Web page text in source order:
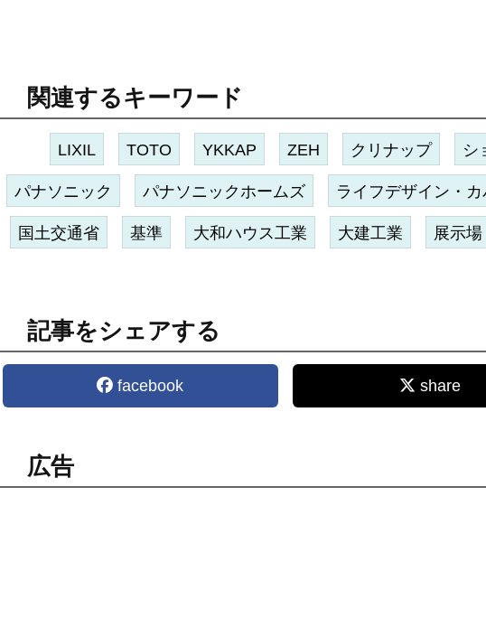
関連するキーワード
LIXIL TOTO YKKAP ZEH クリナップ シ
パナソニック パナソニックホームズ ライフデザイン・カ
国土交通省 基準 大和ハウス工業 大建工業 展示場
記事をシェアする
facebook share
広告